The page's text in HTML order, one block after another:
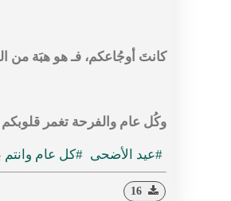
كانتَ أوجُاعكم، فـ هو هبَة من
وكُل عام والفرحة تغمر
#عيد الأضحى #كل عام وانتم